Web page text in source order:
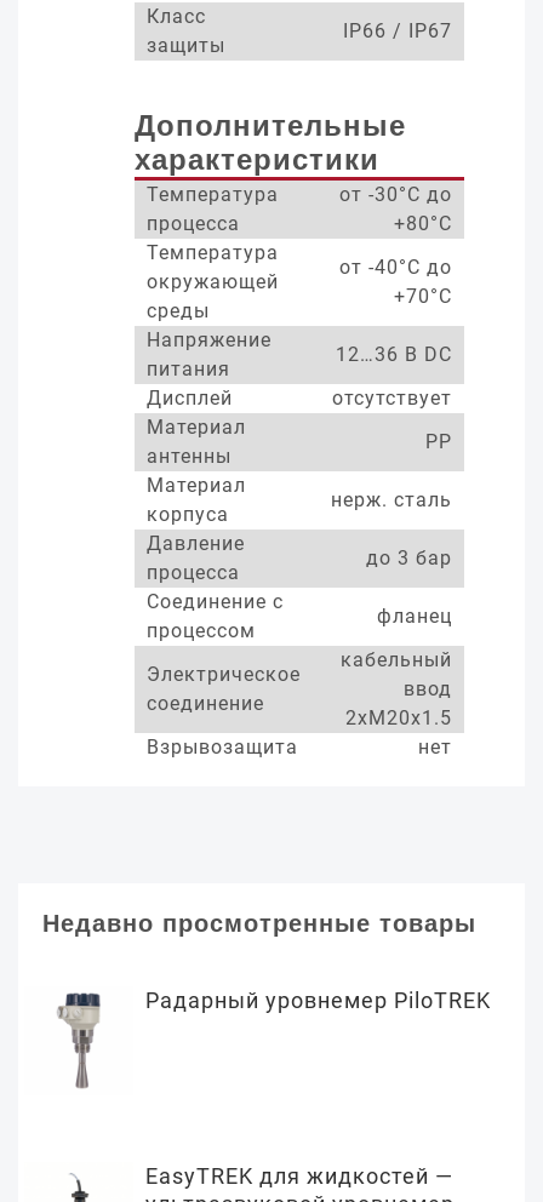
Класс
защиты
IP66 / IP67
Дополнительные
характеристики
Температура
процесса
от -30°С до
+80°С
Температура
окружающей
среды
от -40°С до
+70°С
Напряжение
питания
12…36 В DC
Дисплей
отсутствует
Материал
антенны
PP
Материал
корпуса
нерж. сталь
Давление
процесса
до 3 бар
Соединение с
процессом
фланец
Электрическое
соединение
кабельный
ввод
2xM20x1.5
Взрывозащита
нет
Недавно просмотренные товары
Радарный уровнемер PiloTREK
EasyTREK для жидкостей —